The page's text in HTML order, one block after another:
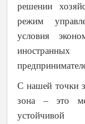
решении
режим
условия
С нашей точки
зона – это
устойчивой